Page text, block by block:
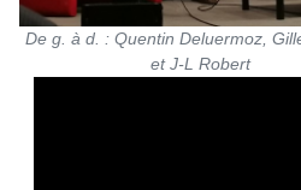
De g. à d. : Quentin Deluermoz,
et J-L Robert